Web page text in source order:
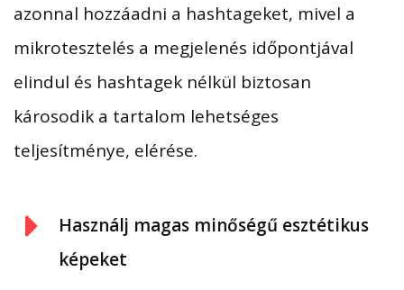
azonnal hozzáadni a hashtageket, mivel a
mikrotesztelés a megjelenés időpontjával
elindul és hashtagek nélkül biztosan
károsodik a tartalom lehetséges
teljesítménye, elérése.
Használj magas minőségű esztétikus
képeket